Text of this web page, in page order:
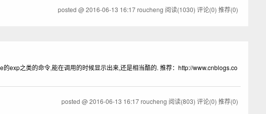
posted @2016-06-13 16:17roucheng 阅读(1030) 评论(0) 推荐(0)
exp之类的命令,能在调用的时候显示出来,还是相当酷的. 推荐：http://www.cnblogs.co
posted @2016-06-13 16:17roucheng 阅读(803) 评论(0) 推荐(0)